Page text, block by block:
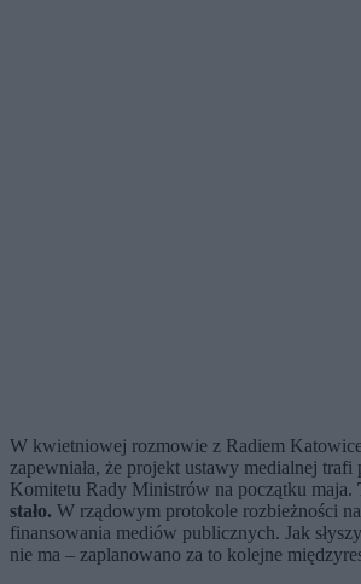
W kwietniowej rozmowie z Radiem
zapewniała, że projekt ustawy medialnej trafi
Komitetu Rady Ministrów na początku maja.
stało. W rządowym protokole rozbieżności
finansowania mediów publicznych. Jak
nie ma – zaplanowano za to kolejne